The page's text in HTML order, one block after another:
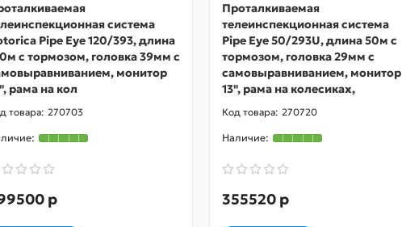
система
Pipe Еуе 120/393, длина
с тормозом, головка 39мм с
монитор
рама на кол
270703
р
Проталкиваемая
телеинспекционная система
Pipe Eye 50/293U, длина 50м с
тормозом, головка 29мм с
самовыравниванием, монитор
13", рама на колесиках,
270720
355520 р